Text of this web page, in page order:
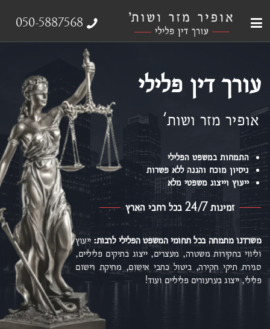
050-5887568
עורך דין פלילי
אופיר מזר ושות'
התמחות במשפט הפלילי
ניסיון מוכח והגנה ללא פשרות
ייעוץ וייצוג משפטי מלא
זמינות 24/7 בכל רחבי הארץ
משרדנו מתמחה בכל תחומי המשפט הפלילילרבות:ייעוץ
וליווי בחקירות משטרה, מעצרים, ייצוג בתיקים פליליים,
סגירת תיקי חקירה, ביטול כתבי אישום, מחיקת רישום
פלילי, ייצוג בערעורים פליליים ועוד!